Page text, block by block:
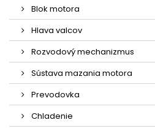
Blok motora
Hlava valcov
Rozvodový mechanizmus
Sústava mazania motora
Prevodovka
Chladenie